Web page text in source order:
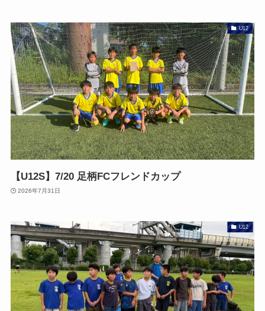
U12
【U12S】7/20 足柄FCフレンドカップ
2026年7月31日
U12